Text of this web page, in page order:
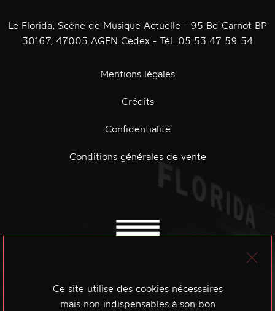
Le Florida, Scène de Musique Actuelle - 95 Bd Carnot BP
30167, 47005 AGEN Cedex - Tél. 05 53 47 59 54
Mentions légales
Crédits
Confidentialité
Conditions générales de vente
Ce site utilise des cookies nécessaires
mais non indispensables à son bon